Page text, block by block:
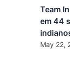
Team
em 44
May 22,